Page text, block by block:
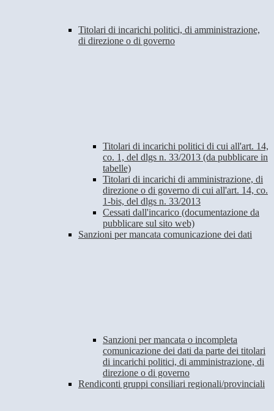
Titolari di incarichi politici, di amministrazione,
di direzione o di governo
Titolari di incarichi politici di cui all'art. 14,
co. 1, del dlgs n. 33/2013 (da pubblicare in
tabelle)
Titolari di incarichi di amministrazione, di
direzione o di governo di cui all'art. 14, co.
1-bis, del dlgs n. 33/2013
Cessati dall'incarico (documentazione da
pubblicare sul sito web)
Sanzioni per mancata comunicazione dei dati
Sanzioni per mancata o incompleta
comunicazione dei dati da parte dei titolari
di incarichi politici, di amministrazione, di
direzione o di governo
Rendiconti gruppi consiliari regionali/provinciali